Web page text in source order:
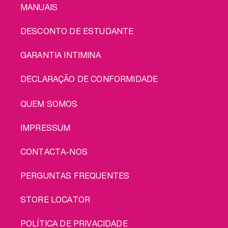
MANUAIS
DESCONTO DE ESTUDANTE
GARANTIA INTIMINA
DECLARAÇÃO DE CONFORMIDADE
LEGAL
QUEM SOMOS
IMPRESSUM
CONTACTA-NOS
PERGUNTAS FREQUENTES
STORE LOCATOR
POLÍTICA DE PRIVACIDADE